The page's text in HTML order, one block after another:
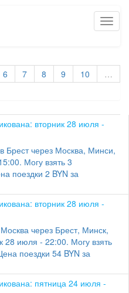
6 7 8 9 10
…
вторник 28 июля -
Брест через Москва, Минси,
Могу взять 3
поездки 2 BYN за
вторник 28 июля -
через Брест, Минск,
28 июля - 22:00. Могу взять
поездки 54 BYN за
пятница 24 июля -